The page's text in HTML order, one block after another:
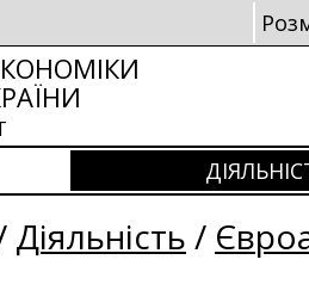
Діяльність /